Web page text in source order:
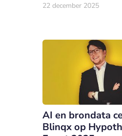
22 december 2025
AI en brondata
Blinqx op